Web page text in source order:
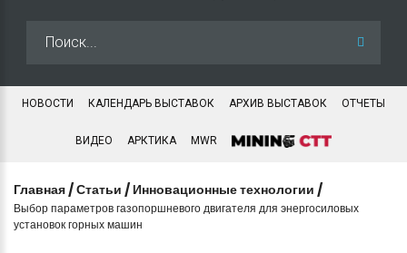
НОВОСТИ КАЛЕНДАРЬ ВЫСТАВОК АРХИВ ВЫСТАВОК ОТЧЕТЫ
ВИДЕО АРКТИКА MWR
Главная /Статьи / Инновационные технологии /
Выбор параметров газопоршневого двигателя для энергосиловых
установок горных машин